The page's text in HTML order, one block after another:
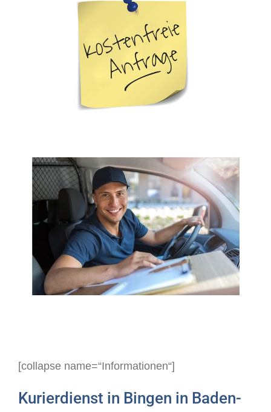
[collapse name=“Informationen“]
Kurierdienst in Bingen in Baden-